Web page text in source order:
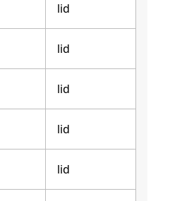
lid
lid
lid
lid
lid